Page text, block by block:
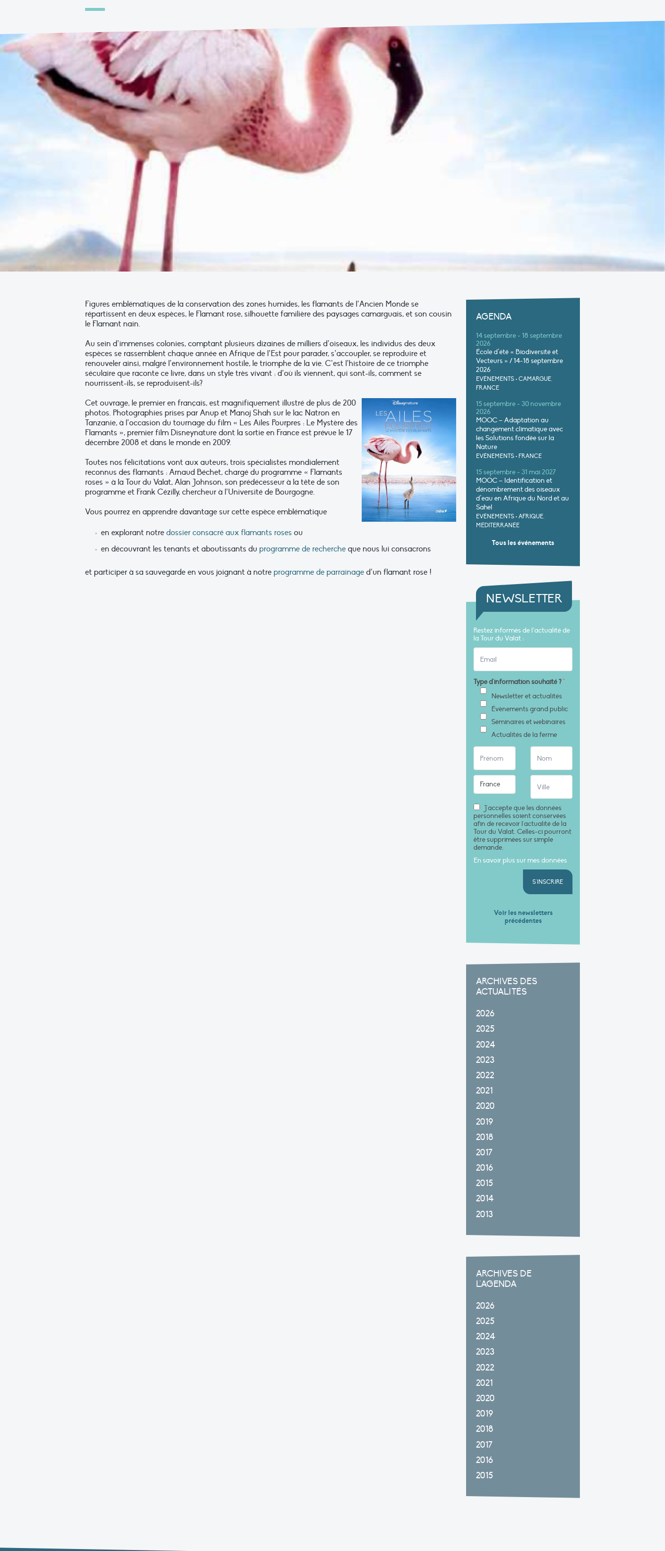
Figures emblématiques de la conservation des zones humides, les flamants de l’Ancien Monde se
répartissent en deux espèces, le Flamant rose, silhouette familière des paysages camarguais, et son cousin
le Flamant nain.
Au sein d’immenses colonies, comptant plusieurs dizaines de milliers d’oiseaux, les individus des deux
espèces se rassemblent chaque année en Afrique de l’Est pour parader, s’accoupler, se reproduire et
renouveler ainsi, malgré l’environnement hostile, le triomphe de la vie. C’est l’histoire de ce triomphe
séculaire que raconte ce livre, dans un style très vivant : d’où ils viennent, qui sont-ils, comment se
nourrissent-ils, se reproduisent-ils?
Cet ouvrage, le premier en français, est magnifiquement illustré de plus de 200
photos. Photographies prises par Anup et Manoj Shah sur le lac Natron en
Tanzanie, à l’occasion du tournage du film « Les Ailes Pourpres : Le Mystère des
Flamants », premier film Disneynature dont la sortie en France est prévue le 17
décembre 2008 et dans le monde en 2009.
Toutes nos félicitations vont aux auteurs, trois spécialistes mondialement
reconnus des flamants : Arnaud Béchet, chargé du programme « Flamants
roses » à la Tour du Valat, Alan Johnson, son prédécesseur à la tête de son
programme et Frank Cézilly, chercheur à l’Université de Bourgogne.
Vous pourrez en apprendre davantage sur cette espèce emblématique
en explorant notre dossier consacré aux flamants roses ou
en découvrant les tenants et aboutissants du programme de recherche que nous lui consacrons
et participer à sa sauvegarde en vous joignant à notre programme de parrainage d’un flamant rose !
AGENDA
14 septembre - 18 septembre
2026
École d’été « Biodiversité et
Vecteurs » / 14-18 septembre
2026
EVÉNEMENTS • CAMARGUE,
FRANCE
15 septembre - 30 novembre
2026
MOOC – Adaptation au
changement climatique avec
les Solutions fondée sur la
Nature
EVÉNEMENTS • FRANCE
15 septembre - 31 mai 2027
MOOC – Identification et
dénombrement des oiseaux
d’eau en Afrique du Nord et au
Sahel
EVÉNEMENTS • AFRIQUE,
MÉDITERRANÉE
Tous les événements
NEWSLETTER
Restez informés de l’actualité de
la Tour du Valat :
Type d'information souhaité ?*
Newsletter et actualités
Évènements grand public
Séminaires et webinaires
Actualités de la ferme
J'accepte que les données
personnelles soient conservées
afin de recevoir l'actualité de la
Tour du Valat. Celles-ci pourront
être supprimées sur simple
demande.
En savoir plus sur mes données
S'INSCRIRE
Voir les newsletters
précédentes
ARCHIVES DES
ACTUALITÉS
2026
2025
2024
2023
2022
2021
2020
2019
2018
2017
2016
2015
2014
2013
ARCHIVES DE
L'AGENDA
2026
2025
2024
2023
2022
2021
2020
2019
2018
2017
2016
2015